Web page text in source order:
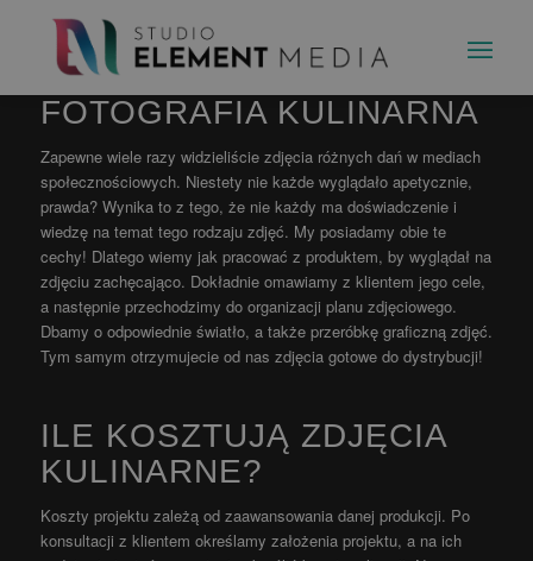
NA CZYM POLEGA
FOTOGRAFIA KULINARNA
Zapewne wiele razy widzieliście zdjęcia różnych dań w mediach
społecznościowych. Niestety nie każde wyglądało apetycznie,
prawda? Wynika to z tego, że nie każdy ma doświadczenie i
wiedzę na temat tego rodzaju zdjęć. My posiadamy obie te
cechy! Dlatego wiemy jak pracować z produktem, by wyglądał na
zdjęciu zachęcająco. Dokładnie omawiamy z klientem jego cele,
a następnie przechodzimy do organizacji planu zdjęciowego.
Dbamy o odpowiednie światło, a także przeróbkę graficzną zdjęć.
Tym samym otrzymujecie od nas zdjęcia gotowe do dystrybucji!
ILE KOSZTUJĄ ZDJĘCIA
KULINARNE?
Koszty projektu zależą od zaawansowania danej produkcji. Po
konsultacji z klientem określamy założenia projektu, a na ich